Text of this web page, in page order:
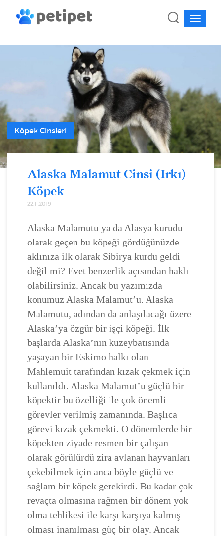
Köpek Cinsleri
Alaska Malamut Cinsi (Irkı)
Köpek
22.11.2019
Alaska Malamutu ya da Alasya kurudu
olarak geçen bu köpeği gördüğünüzde
aklınıza ilk olarak Sibirya kurdu geldi
değil mi? Evet benzerlik açısından haklı
olabilirsiniz. Ancak bu yazımızda
konumuz Alaska Malamut’u. Alaska
Malamutu, adından da anlaşılacağı üzere
Alaska’ya özgür bir işçi köpeği. İlk
başlarda Alaska’nın kuzeybatısında
yaşayan bir Eskimo halkı olan
Mahlemuit tarafından kızak çekmek için
kullanıldı. Alaska Malamut’u güçlü bir
köpektir bu özelliği ile çok önemli
görevler verilmiş zamanında. Başlıca
görevi kızak çekmekti. O dönemlerde bir
köpekten ziyade resmen bir çalışan
olarak görülürdü zira avlanan hayvanları
çekebilmek için anca böyle güçlü ve
sağlam bir köpek gerekirdi. Bu kadar çok
revaçta olmasına rağmen bir dönem yok
olma tehlikesi ile karşı karşıya kalmış
olması inanılması güç bir olay. Ancak